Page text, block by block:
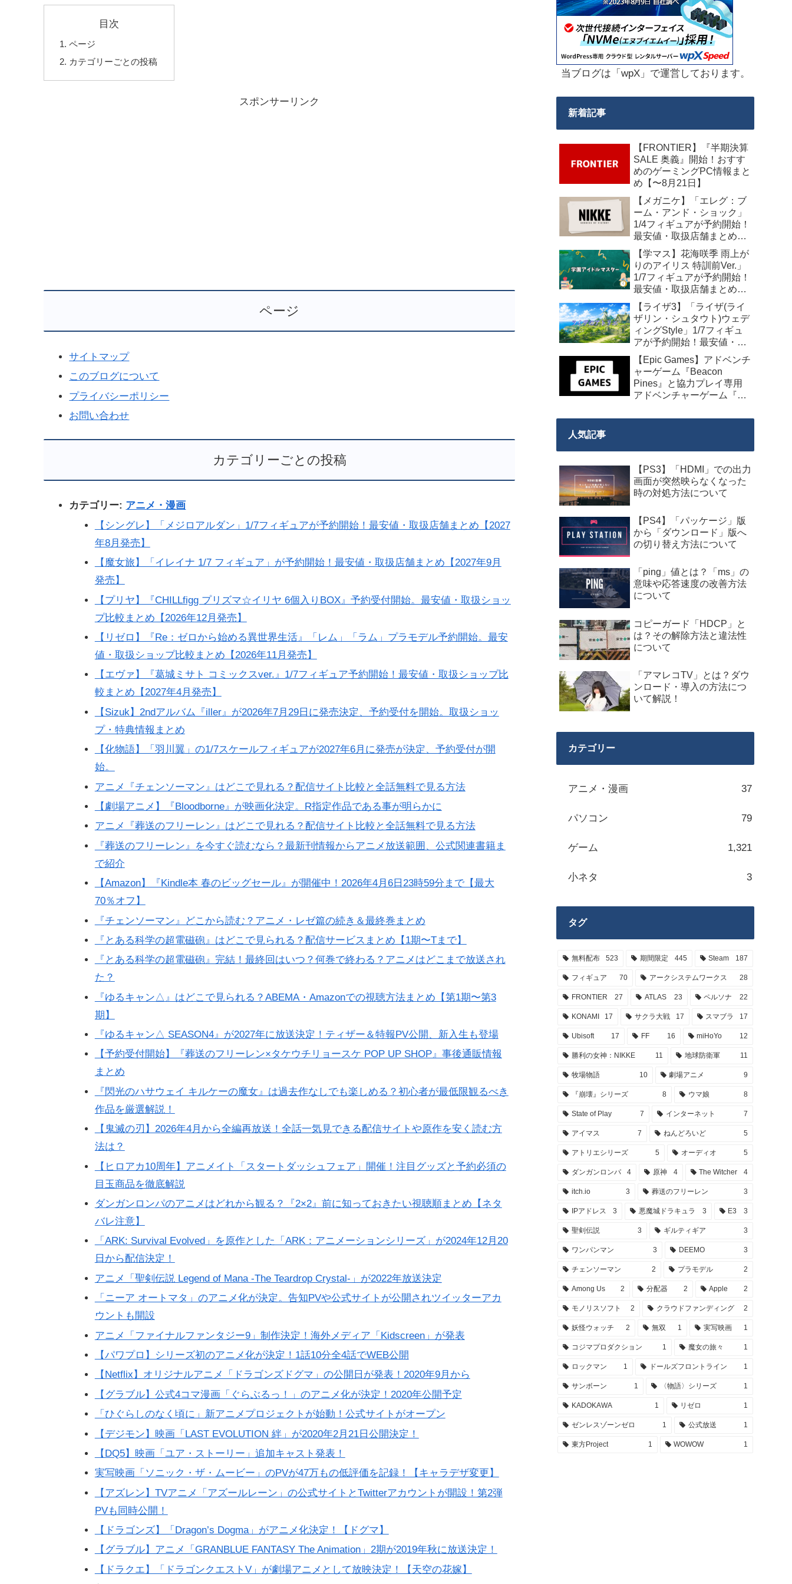
目次
ページ
カテゴリーごとの投稿
スポンサーリンク
ページ
サイトマップ
このブログについて
プライバシーポリシー
お問い合わせ
カテゴリーごとの投稿
カテゴリー: アニメ・漫画
【シングレ】「メジロアルダン」1/7フィギュアが予約開始！最安値・取扱店舗まとめ【2027
年8月発売】
【魔女旅】「イレイナ 1/7 フィギュア」が予約開始！最安値・取扱店舗まとめ【2027年9月
発売】
【プリヤ】『CHILLfigg プリズマ☆イリヤ 6個入りBOX』予約受付開始。最安値・取扱ショッ
プ比較まとめ【2026年12月発売】
【リゼロ】『Re：ゼロから始める異世界生活』「レム」「ラム」プラモデル予約開始。最安
値・取扱ショップ比較まとめ【2026年11月発売】
【エヴァ】『葛城ミサト コミックスver.』1/7フィギュア予約開始！最安値・取扱ショップ比
較まとめ【2027年4月発売】
【Sizuk】2ndアルバム『iller』が2026年7月29日に発売決定、予約受付を開始。取扱ショッ
プ・特典情報まとめ
【化物語】「羽川翼」の1/7スケールフィギュアが2027年6月に発売が決定、予約受付が開
始。
アニメ『チェンソーマン』はどこで見れる？配信サイト比較と全話無料で見る方法
【劇場アニメ】『Bloodborne』が映画化決定。R指定作品である事が明らかに
アニメ『葬送のフリーレン』はどこで見れる？配信サイト比較と全話無料で見る方法
『葬送のフリーレン』を今すぐ読むなら？最新刊情報からアニメ放送範囲、公式関連書籍ま
で紹介
【Amazon】『Kindle本 春のビッグセール』が開催中！2026年4月6日23時59分まで【最大
70％オフ】
『チェンソーマン』どこから読む？アニメ・レゼ篇の続き＆最終巻まとめ
『とある科学の超電磁砲』はどこで見られる？配信サービスまとめ【1期〜Tまで】
『とある科学の超電磁砲』完結！最終回はいつ？何巻で終わる？アニメはどこまで放送され
た？
『ゆるキャン△』はどこで見られる？ABEMA・Amazonでの視聴方法まとめ【第1期〜第3
期】
『ゆるキャン△ SEASON4』が2027年に放送決定！ティザー＆特報PV公開、新入生も登場
【予約受付開始】『葬送のフリーレン×タケウチリョースケ POP UP SHOP』事後通販情報
まとめ
『閃光のハサウェイ キルケーの魔女』は過去作なしでも楽しめる？初心者が最低限観るべき
作品を厳選解説！
【鬼滅の刃】2026年4月から全編再放送！全話一気見できる配信サイトや原作を安く読む方
法は？
【ヒロアカ10周年】アニメイト「スタートダッシュフェア」開催！注目グッズと予約必須の
目玉商品を徹底解説
ダンガンロンパのアニメはどれから観る？『2×2』前に知っておきたい視聴順まとめ【ネタ
バレ注意】
「ARK: Survival Evolved」を原作とした「ARK：アニメーションシリーズ」が2024年12月20
日から配信決定！
アニメ「聖剣伝説 Legend of Mana -The Teardrop Crystal-」が2022年放送決定
「ニーア オートマタ」のアニメ化が決定。告知PVや公式サイトが公開されツイッターアカ
ウントも開設
アニメ「ファイナルファンタジー9」制作決定！海外メディア「Kidscreen」が発表
【パワプロ】シリーズ初のアニメ化が決定！1話10分全4話でWEB公開
【Netflix】オリジナルアニメ「ドラゴンズドグマ」の公開日が発表！2020年9月から
【グラブル】公式4コマ漫画「ぐらぶるっ！」のアニメ化が決定！2020年公開予定
「ひぐらしのなく頃に」新アニメプロジェクトが始動！公式サイトがオープン
【デジモン】映画「LAST EVOLUTION 絆」が2020年2月21日公開決定！
【DQ5】映画「ユア・ストーリー」追加キャスト発表！
実写映画「ソニック・ザ・ムービー」のPVが47万もの低評価を記録！【キャラデザ変更】
【アズレン】TVアニメ「アズールレーン」の公式サイトとTwitterアカウントが開設！第2弾
PVも同時公開！
【ドラゴンズ】「Dragon’s Dogma」がアニメ化決定！【ドグマ】
【グラブル】アニメ「GRANBLUE FANTASY The Animation」2期が2019年秋に放送決定！
【ドラクエ】「ドラゴンクエストV」が劇場アニメとして放映決定！【天空の花嫁】
当ブログは「wpX」で運営しております。
新着記事
【FRONTIER】『半期決算
SALE 奥義』開始！おすす
めのゲーミングPC情報まと
め【〜8月21日】
【メガニケ】「エレグ：ブ
ーム・アンド・ショック」
1/4フィギュアが予約開始！
最安値・取扱店舗まとめ
【2027年10月発売】
【学マス】花海咲季 雨上が
りのアイリス 特訓前Ver.」
1/7フィギュアが予約開始！
最安値・取扱店舗まとめ
【2027年4月発売】
【ライザ3】「ライザ(ライ
ザリン・シュタウト)ウェデ
ィングStyle」1/7フィギュ
アが予約開始！最安値・取
扱店舗まとめ【2027年4月
発売】
【Epic Games】アドベンチ
ャーゲーム『Beacon
Pines』と協力プレイ専用
アドベンチャーゲーム『We
料配布が来週2026年8月14
人気記事
【PS3】「HDMI」での出力
画面が突然映らなくなった
時の対処方法について
【PS4】「パッケージ」版
から「ダウンロード」版へ
の切り替え方法について
「ping」値とは？「ms」の
意味や応答速度の改善方法
について
コピーガード「HDCP」と
は？その解除方法と違法性
について
「アマレコTV」とは？ダウ
ンロード・導入の方法につ
いて解説！
カテゴリー
アニメ・漫画 37
パソコン 79
ゲーム 1,321
小ネタ 3
タグ
無料配布 523 期間限定 445 Steam 187
フィギュア 70 アークシステムワークス 28
FRONTIER 27 ATLAS 23 ペルソナ 22
KONAMI 17 サクラ大戦 17 スマブラ 17
Ubisoft 17 FF 16 miHoYo 12
勝利の女神：NIKKE 11 地球防衛軍 11
牧場物語 10 劇場アニメ 9
『崩壊』シリーズ 8 ウマ娘 8
State of Play 7 インターネット 7
アイマス 7 ねんどろいど 5
アトリエシリーズ 5 オーディオ 5
ダンガンロンパ 4 原神 4 The Witcher 4
itch.io 3 葬送のフリーレン 3
IPアドレス 3 悪魔城ドラキュラ 3 E3 3
聖剣伝説 3 ギルティギア 3
ワンパンマン 3 DEEMO 3
チェンソーマン 2 プラモデル 2
Among Us 2 分配器 2 Apple 2
モノリスソフト 2 クラウドファンディング 2
妖怪ウォッチ 2 無双 1 実写映画 1
コジマプロダクション 1 魔女の旅々 1
ロックマン 1 ドールズフロントライン 1
サンボーン 1 〈物語〉シリーズ 1
KADOKAWA 1 リゼロ 1
ゼンレスゾーンゼロ 1 公式放送 1
東方Project 1 WOWOW 1